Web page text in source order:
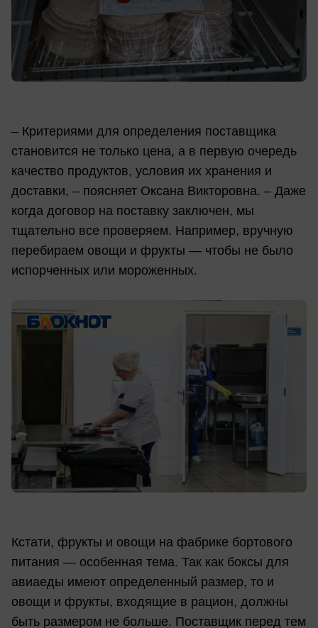
– Критериями для определения поставщика
становится не только цена, а в первую очередь
качество продуктов, условия их хранения и
доставки, – поясняет Оксана Викторовна. – Даже
когда договор на поставку заключен, мы
тщательно все проверяем. Например, вручную
перебираем овощи и фрукты — чтобы не было
испорченных или мороженных.
Кстати, фрукты и овощи на фабрике бортового
питания — особенная тема. Так как боксы для
авиаеды имеют определенный размер, то и
овощи и фрукты, входящие в рацион, должны
быть размером не больше. Поставщик перед тем